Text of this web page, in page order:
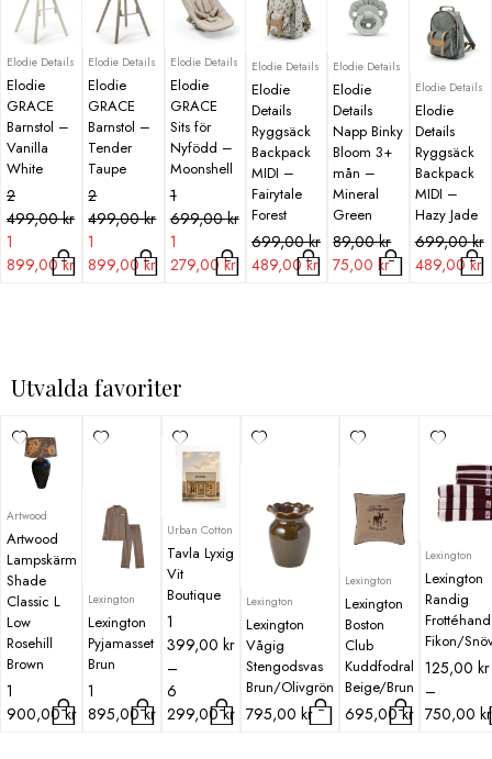
Elodie Details
Elodie
GRACE
Barnstol –
Vanilla
White
2
499,00kr
Det
ursprungliga
priset
var:
1
899,00kr
Det
nuvarande
priset
är:
Elodie Details
Elodie
GRACE
Barnstol –
Tender
Taupe
2
499,00kr
Det
ursprungliga
priset
var:
1
899,00kr
Det
nuvarande
priset
är:
Elodie Details
Elodie
GRACE
Sits för
Nyfödd –
Moonshell
1
699,00kr
Det
ursprungliga
priset
var:
1
279,00kr
Det
nuvarande
priset
är:
Elodie Details
Elodie
Details
Ryggsäck
Backpack
MIDI –
Fairytale
Forest
699,00kr
Det
ursprungliga
489,00kr
Det
nuvarande
Elodie Details
Elodie
Details
Napp Binky
Bloom 3+
mån –
Mineral
Green
89,00kr
Det
ursprungliga
75,00kr
Det
nuvarande
Elodie Details
Elodie
Details
Ryggsäck
Backpack
MIDI –
Hazy Jade
699,00kr
Det
ursprungliga
489,00kr
Det
nuvarande
Utvalda favoriter
Artwood
Artwood
Lampskärm
Shade
Classic L
Low
Rosehill
Brown
1
900,00kr
Lexington
Lexington
Pyjamasset
Brun
1
895,00kr
Urban Cotton
Tavla Lyxig
Vit
Boutique
1
399,00 kr
–
6
299,00kr
Prisintervall:
1
399,00 kr
till
6
Lexington
Lexington
Vågig
Stengodsvas
Brun/Olivgrön
795,00 kr
Lexington
Lexington
Boston
Club
Kuddfodral
Beige/Brun
695,00kr
Lexington
Lexington
Randig
Fikon/
125,00 kr
–
750,00 kr
125,00 kr
till